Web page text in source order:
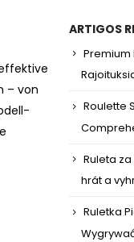
– von
ARTIGOS
Premium
Roulette
Ruleta
hrát a
Ruletka